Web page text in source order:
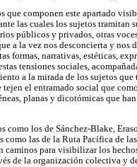
componen este apartado
las cuales los sujetos tramitan
públicos y privados, otras
a la vez nos desconcierta y nos
formas, narrativas, estéticas,
tensiones sociales,
a la mirada de los sujetos
tejen el entramado social que
planas y dicotómicas que
como los de Sánchez-Blake,
como las de la Ruta Pacífica de
caminos para visibilizar los
de la organización colectiva y